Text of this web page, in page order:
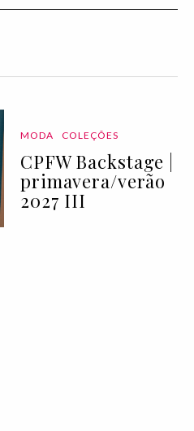
MODA COLEÇÕES
CPFW Backstage |
primavera/verão
2027 III